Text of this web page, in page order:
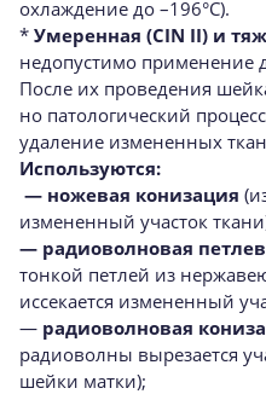
охлаждение до –196°C).
* Умеренная (CIN II) и
недопустимо применение
После их проведения
но патологический
удаление измененных
Используются:
— ножевая конизация
измененный участок
— радиоволновая
тонкой петлей из
иссекается измененный
— радиоволновая
радиоволны вырезается
шейки матки);